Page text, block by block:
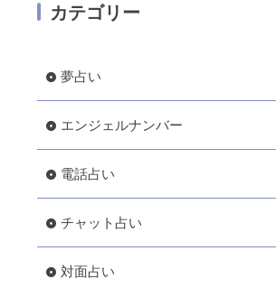
カテゴリー
夢占い
エンジェルナンバー
電話占い
チャット占い
対面占い